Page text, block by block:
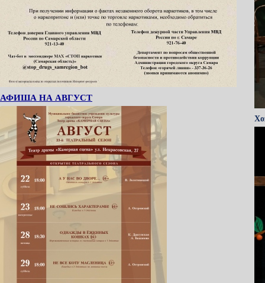
АФИША НА АВГУСТ